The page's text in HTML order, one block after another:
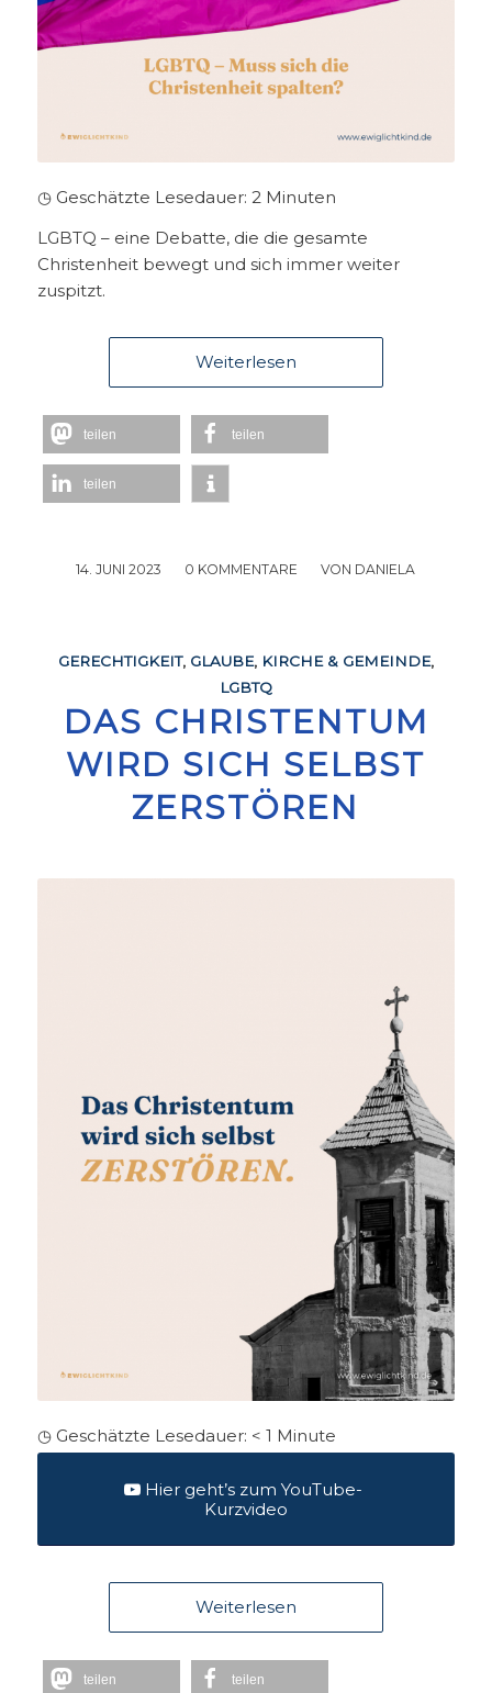
◷ Geschätzte Lesedauer: 2 Minuten
LGBTQ – eine Debatte, die die gesamte
Christenheit bewegt und sich immer weiter
zuspitzt.
Weiterlesen
teilen teilen
teilen
14. JUNI 2023
/ 0 KOMMENTARE
/ VON DANIELA
GERECHTIGKEIT, GLAUBE, KIRCHE & GEMEINDE,
LGBTQ
DAS CHRISTENTUM
WIRD SICH SELBST
ZERSTÖREN
◷ Geschätzte Lesedauer: < 1 Minute
Hier geht’s zum YouTube-
Kurzvideo
Weiterlesen
teilen teilen